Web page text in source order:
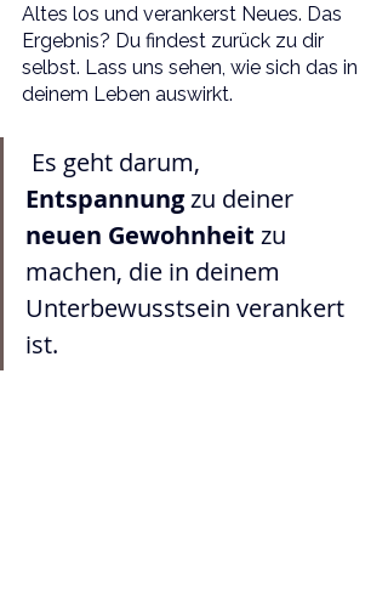
Altes los und verankerst Neues. Das
Ergebnis? Du findest zurück zu dir
selbst. Lass uns sehen, wie sich das in
deinem Leben auswirkt.
Es geht darum,
Entspannung zu deiner
neuen Gewohnheit zu
machen, die in deinem
Unterbewusstsein verankert
ist.